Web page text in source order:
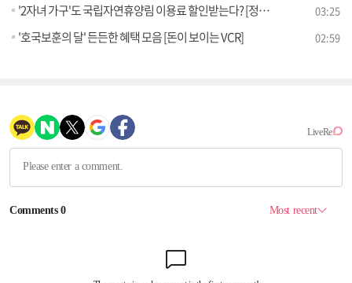
'2자녀 가구'도 국립자연휴양림 이용료 할인받는다? [정책 바로보기] 03:25
'호국보훈의 달' 든든한 혜택 모음 [돈이 보이는 VCR] 02:59